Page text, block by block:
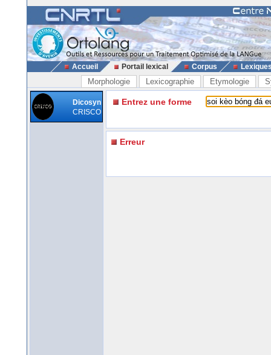
Accueil Portail lexical Corpus
Morphologie Lexicographie Etymologie
Dicosyn
CRISCO
Entrez une forme
Erreur